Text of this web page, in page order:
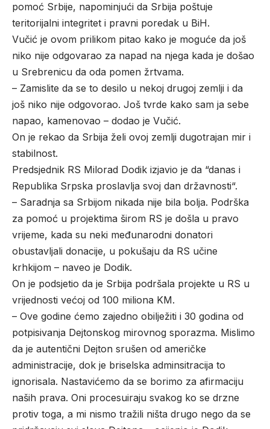
pomoć Srbije, napominjući da Srbija poštuje
teritorijalni integritet i pravni poredak u BiH.
Vučić je ovom prilikom pitao kako je moguće da još
niko nije odgovarao za napad na njega kada je došao
u Srebrenicu da oda pomen žrtvama.
– Zamislite da se to desilo u nekoj drugoj zemlji i da
još niko nije odgovorao. Još tvrde kako sam ja sebe
napao, kamenovao – dodao je Vučić.
On je rekao da Srbija želi ovoj zemlji dugotrajan mir i
stabilnost.
Predsjednik RS Milorad Dodik izjavio je da “danas i
Republika Srpska proslavlja svoj dan državnosti“.
– Saradnja sa Srbijom nikada nije bila bolja. Podrška
za pomoć u projektima širom RS je došla u pravo
vrijeme, kada su neki međunarodni donatori
obustavljali donacije, u pokušaju da RS učine
krhkijom – naveo je Dodik.
On je podsjetio da je Srbija podršala projekte u RS u
vrijednosti većoj od 100 miliona KM.
– Ove godine ćemo zajedno obilježiti i 30 godina od
potpisivanja Dejtonskog mirovnog sporazma. Mislimo
da je autentični Dejton srušen od američke
administracije, dok je briselska adminsitracija to
ignorisala. Nastavićemo da se borimo za afirmaciju
naših prava. Oni procesuiraju svakog ko se drzne
protiv toga, a mi nismo tražili ništa drugo nego da se